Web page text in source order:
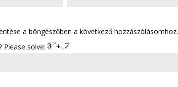
a böngészőben a következő hozzászólásomhoz.
Please solve: